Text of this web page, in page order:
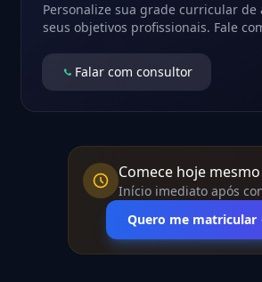
Personalize sua grade curricular de
seus objetivos profissionais. Fale
Falar com consultor
Comece hoje mesmo
Início imediato após
Quero me matricular